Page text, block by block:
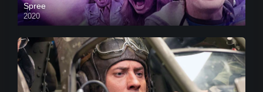
Spree
2020